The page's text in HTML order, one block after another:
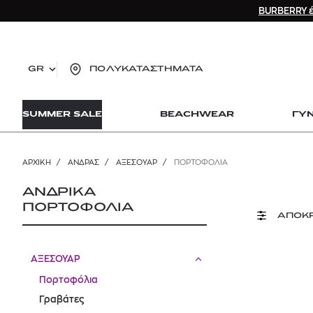
GR ΠΟΛΥΚΑΤΑΣΤΗΜΑΤΑ
SUMMER SALE BEACHWEAR
ΑΡΧΙΚΉ / ΑΝΔΡΑΣ / ΑΞΕΣΟΥΑΡ / ΠΟΡΤΟΦΌΛΙΑ
ΑΝΔΡΙΚΑ
ΠΟΡΤΟΦΟΛΙΑ
ΑΞΕΣΟΥΑΡ
Πορτοφόλια
Γραβάτες